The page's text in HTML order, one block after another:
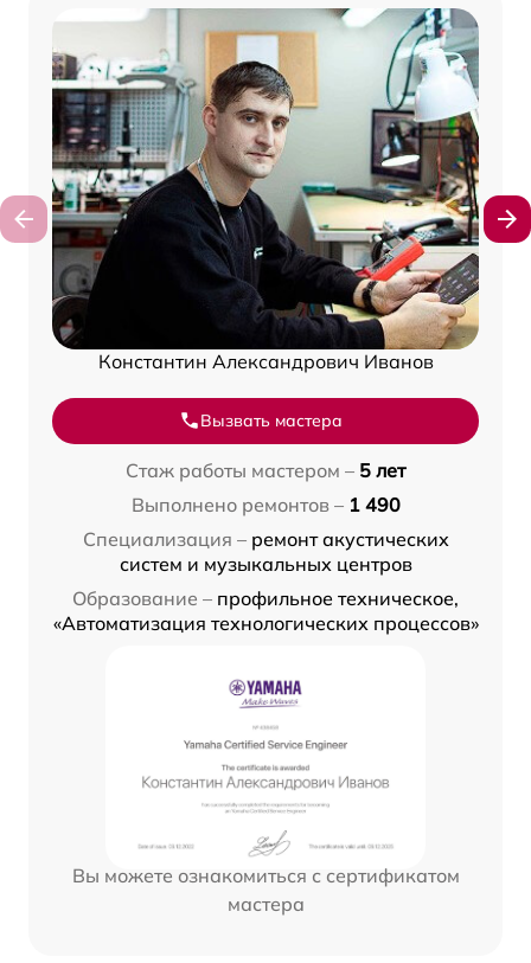
Константин Александрович Иванов
Вызвать мастера
Стаж работы мастером – 5 лет
Выполнено ремонтов – 1 490
Специализация – ремонт акустических
систем и музыкальных центров
Образование – профильное техническое,
«Автоматизация технологических процессов»
Вы можете ознакомиться с сертификатом
мастера